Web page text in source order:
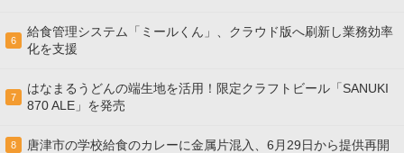
6
給食管理システム「ミールくん」、クラウド版へ刷新し業務効率
化を支援
7
はなまるうどんの端生地を活用！限定クラフトビール「SANUKI
870 ALE」を発売
8 唐津市の学校給食のカレーに金属片混入、6月29日から提供再開